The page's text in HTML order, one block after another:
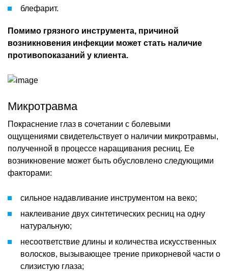
блефарит.
Помимо грязного инструмента, причиной
возникновения инфекции может стать наличие
противопоказаний у клиента.
Микротравма
Покраснение глаз в сочетании с болевыми
ощущениями свидетельствует о наличии микротравмы,
полученной в процессе наращивания ресниц. Ее
возникновение может быть обусловлено следующими
факторами:
сильное надавливание инструментом на веко;
наклеивание двух синтетических ресниц на одну
натуральную;
несоответствие длины и количества искусственных
волосков, вызывающее трение прикорневой части о
слизистую глаза;